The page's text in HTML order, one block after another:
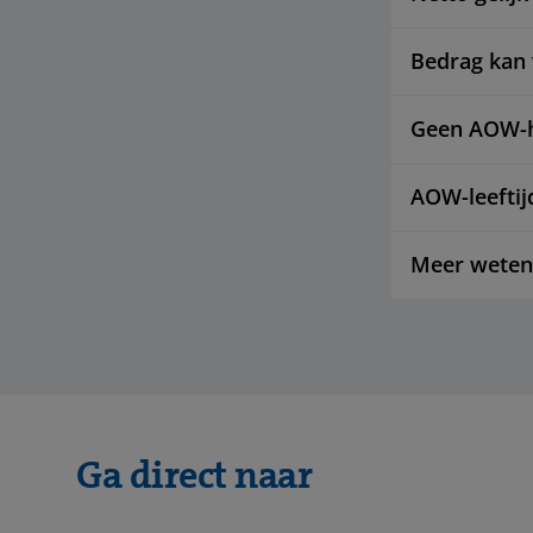
Bedrag
Geen
AOW-
Meer weten
Ga direct naar